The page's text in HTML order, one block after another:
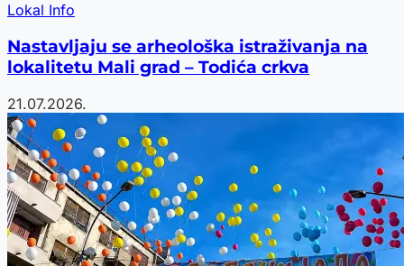
Lokal Info
Nastavljaju se arheološka istraživanja na
lokalitetu Mali grad – Todića crkva
21.07.2026.